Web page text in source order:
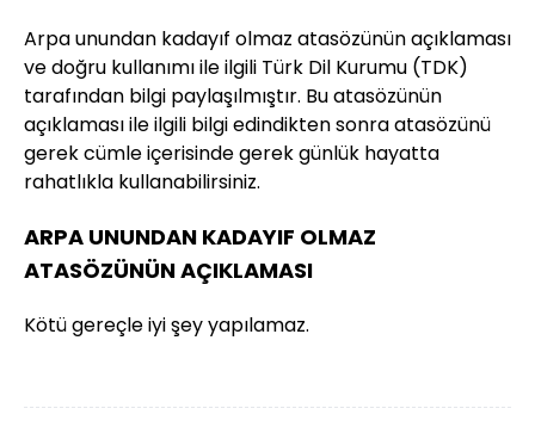
Arpa unundan kadayıf olmaz atasözünün açıklaması
ve doğru kullanımı ile ilgili Türk Dil Kurumu (TDK)
tarafından bilgi paylaşılmıştır. Bu atasözünün
açıklaması ile ilgili bilgi edindikten sonra atasözünü
gerek cümle içerisinde gerek günlük hayatta
rahatlıkla kullanabilirsiniz.
ARPA UNUNDAN KADAYIF OLMAZ
ATASÖZÜNÜN AÇIKLAMASI
Kötü gereçle iyi şey yapılamaz.